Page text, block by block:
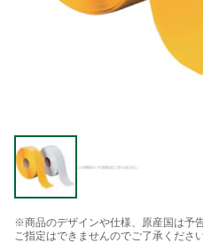
※商品のデザインや仕様、原産国は予
ご指定はできませんのでご了承ください